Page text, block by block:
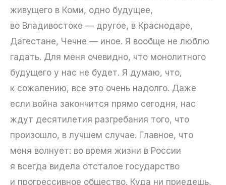
живущего в Коми, одно будущее,
во Владивостоке — другое, в Краснодаре,
Дагестане, Чечне — иное. Я вообще не люблю
гадать. Для меня очевидно, что монолитного
будущего у нас не будет. Я думаю, что,
к сожалению, все это очень надолго. Даже
если война закончится прямо сегодня, нас
ждут десятилетия разгребания того, что
произошло, в лучшем случае. Главное, что
меня волнует: во время жизни в России
я всегда видела отсталое государство
и прогрессивное общество. Куда ни приедешь,